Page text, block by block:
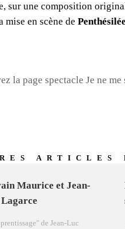
sur une composition
mise en scène de Penthésilée
la page spectacle Je ne me
ARTICLES
Maurice et Jean-
de Jean-Luc